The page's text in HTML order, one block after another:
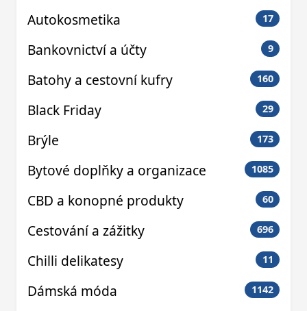
Autokosmetika 17
Bankovnictví a účty 9
Batohy a cestovní kufry 160
Black Friday 29
Brýle 173
Bytové doplňky a organizace 1085
CBD a konopné produkty 60
Cestování a zážitky 696
Chilli delikatesy 11
Dámská móda 1142